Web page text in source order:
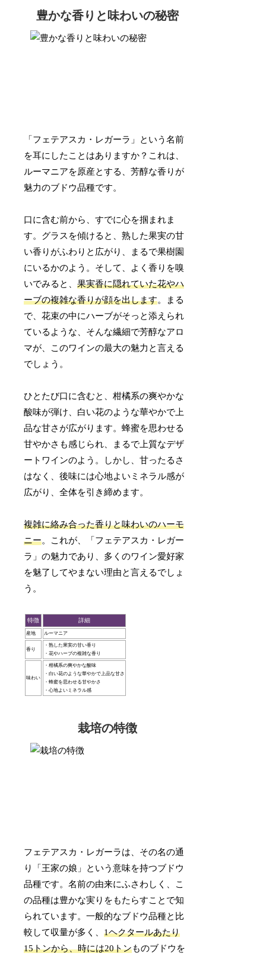
豊かな香りと味わいの秘密
「フェテアスカ・レガーラ」という名前
を耳にしたことはありますか？これは、
ルーマニアを原産とする、芳醇な香りが
魅力のブドウ品種です。
口に含む前から、すでに心を掴まれま
す。グラスを傾けると、熟した果実の甘
い香りがふわりと広がり、まるで果樹園
にいるかのよう。そして、よく香りを嗅
いでみると、果実香に隠れていた花やハ
ーブの複雑な香りが顔を出します。まる
で、花束の中にハーブがそっと添えられ
ているような、そんな繊細で芳醇なアロ
マが、このワインの最大の魅力と言える
でしょう。
ひとたび口に含むと、柑橘系の爽やかな
酸味が弾け、白い花のような華やかで上
品な甘さが広がります。蜂蜜を思わせる
甘やかさも感じられ、まるで上質なデザ
ートワインのよう。しかし、甘ったるさ
はなく、後味には心地よいミネラル感が
広がり、全体を引き締めます。
複雑に絡み合った香りと味わいのハーモ
ニー。これが、「フェテアスカ・レガー
ラ」の魅力であり、多くのワイン愛好家
を魅了してやまない理由と言えるでしょ
う。
特徴 詳細
産地 ルーマニア
香り
・熟した果実の甘い香り
・花やハーブの複雑な香り
味わい
・柑橘系の爽やかな酸味
・白い花のような華やかで上品な甘さ
・蜂蜜を思わせる甘やかさ
・心地よいミネラル感
栽培の特徴
フェテアスカ・レガーラは、その名の通
り「王家の娘」という意味を持つブドウ
品種です。名前の由来にふさわしく、こ
の品種は豊かな実りをもたらすことで知
られています。一般的なブドウ品種と比
較して収量が多く、1ヘクタールあたり
15トンから、時には20トンものブドウを